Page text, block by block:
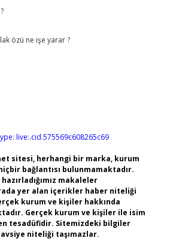
özü ne işe yarar ?
live:.cid.575569c608265c69
sitesi, herhangi bir marka, kurum
bağlantısı bulunmamaktadır.
makaleler
yer alan içerikler haber niteliği
kurum ve kişiler hakkında
Gerçek kurum ve kişiler ile isim
tesadüfidir. Sitemizdeki bilgiler
niteliği taşımazlar.